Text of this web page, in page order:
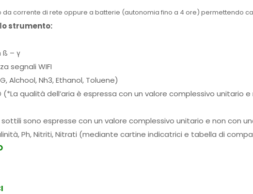
da corrente di rete oppure a batterie (autonomia fino a 4 ore) permettendo
strumento:
– γ
segnali WIFI
Alchool, Nh3, Ethanol, Toluene)
(*La qualità dell’aria è espressa con un valore complessivo unitario
sottili sono espresse con un valore complessivo unitario e non con
Ph, Nitriti, Nitrati (mediante cartine indicatrici e tabella di